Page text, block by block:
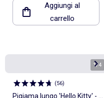
Aggiungi al
carrello
1/4
(56)
Pigiama lungo 'Hello Kitty' - 2